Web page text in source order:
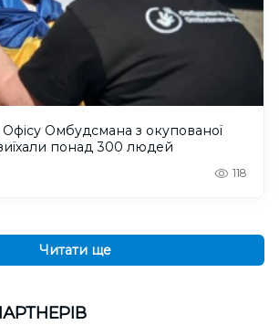
Омбудсмана з окупованої
понад 300 людей
118
Читати ще